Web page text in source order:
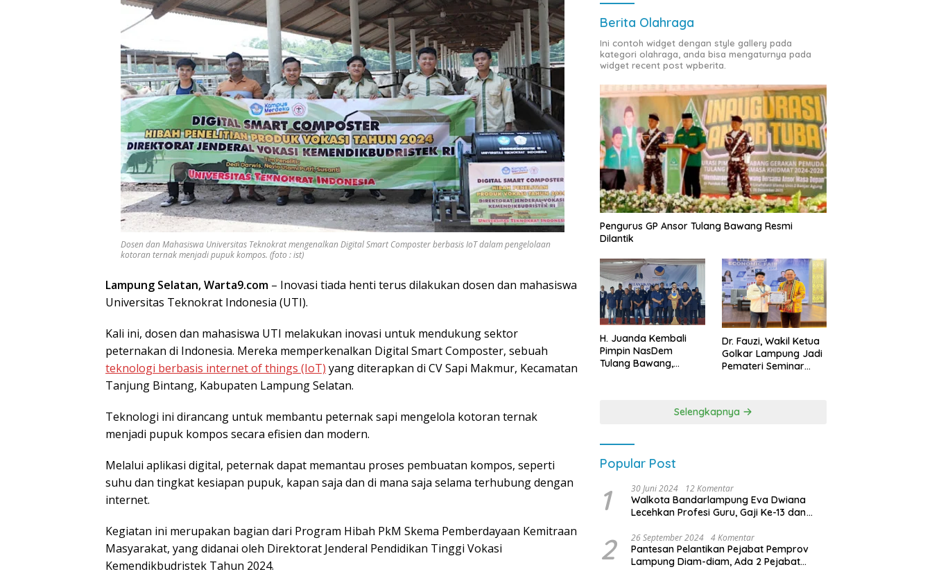
Dosen dan Mahasiswa Universitas Teknokrat mengenalkan Digital Smart Composter berbasis IoT dalam pengelolaan
kotoran ternak menjadi pupuk kompos. (foto : ist)
Lampung Selatan, Warta9.com – Inovasi tiada henti terus dilakukan dosen dan mahasiswa
Universitas Teknokrat Indonesia (UTI).
Kali ini, dosen dan mahasiswa UTI melakukan inovasi untuk mendukung sektor
peternakan di Indonesia. Mereka memperkenalkan Digital Smart Composter, sebuah
teknologi berbasis internet of things (IoT) yang diterapkan di CV Sapi Makmur, Kecamatan
Tanjung Bintang, Kabupaten Lampung Selatan.
Teknologi ini dirancang untuk membantu peternak sapi mengelola kotoran ternak
menjadi pupuk kompos secara efisien dan modern.
Melalui aplikasi digital, peternak dapat memantau proses pembuatan kompos, seperti
suhu dan tingkat kesiapan pupuk, kapan saja dan di mana saja selama terhubung dengan
internet.
Kegiatan ini merupakan bagian dari Program Hibah PkM Skema Pemberdayaan Kemitraan
Masyarakat, yang didanai oleh Direktorat Jenderal Pendidikan Tinggi Vokasi
Kemendikbudristek Tahun 2024.
Berita Olahraga
Ini contoh widget dengan style gallery pada
kategori olahraga, anda bisa mengaturnya pada
widget recent post wpberita.
Pengurus GP Ansor Tulang Bawang Resmi
Dilantik
H. Juanda Kembali
Pimpin NasDem
Tulang Bawang,
Dr. Fauzi, Wakil Ketua
Golkar Lampung Jadi
Pemateri Seminar
Kebangsaan
Selengkapnya
Popular Post
1 30 Juni 2024 12 Komentar
Walkota Bandarlampung Eva Dwiana
Lecehkan Profesi Guru, Gaji Ke-13 dan
2 26 September 2024 4 Komentar
Pantesan Pelantikan Pejabat Pemprov
Lampung Diam-diam, Ada 2 Pejabat